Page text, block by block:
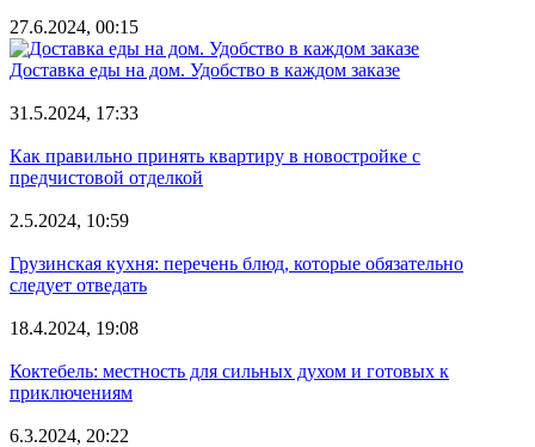
27.6.2024, 00:15
Доставка еды на дом. Удобство в каждом заказе
31.5.2024, 17:33
Как правильно принять квартиру в новостройке с
предчистовой отделкой
2.5.2024, 10:59
Грузинская кухня: перечень блюд, которые обязательно
следует отведать
18.4.2024, 19:08
Коктебель: местность для сильных духом и готовых к
приключениям
6.3.2024, 20:22